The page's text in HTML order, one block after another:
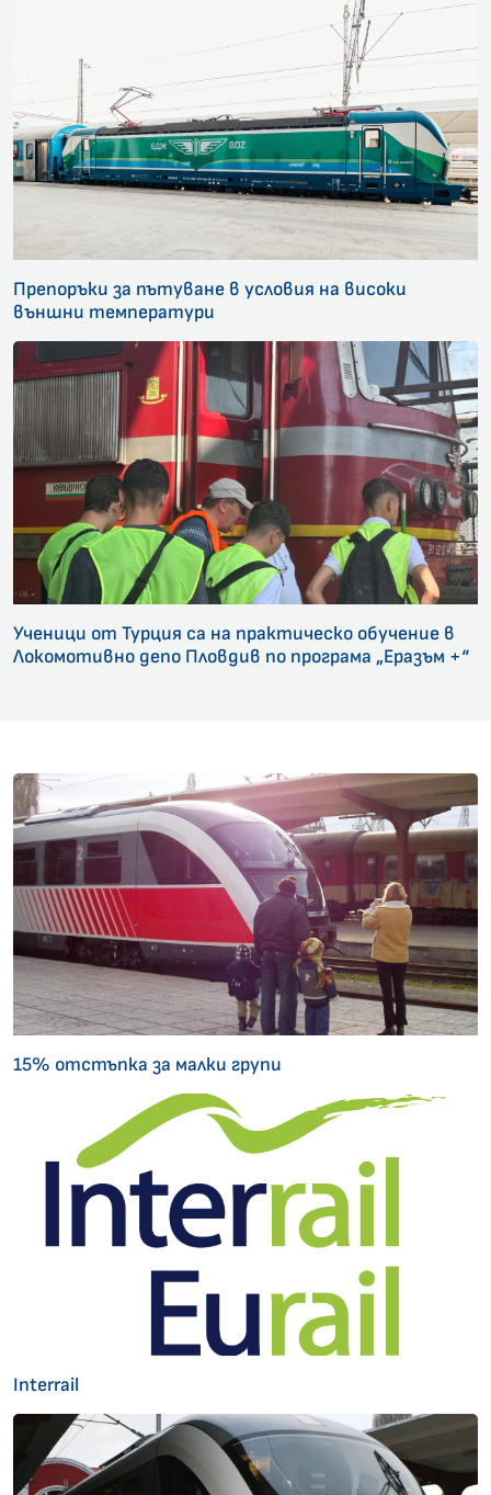
Препоръки за пътуване в условия на високи
външни температури
Ученици от Турция са на практическо обучение в
Локомотивно депо Пловдив по програма „Еразъм +“
15% отстъпка за малки групи
Interrail